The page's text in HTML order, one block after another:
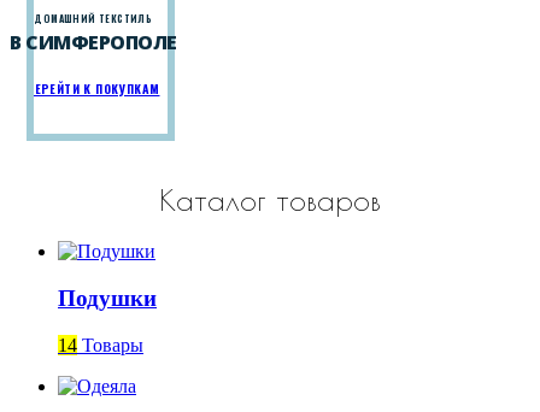
ДОМАШНИЙ ТЕКСТИЛЬ
В СИМФЕРОПОЛЕ
ПЕРЕЙТИ К ПОКУПКАМ
Каталог товаров
Подушки
14 Товары